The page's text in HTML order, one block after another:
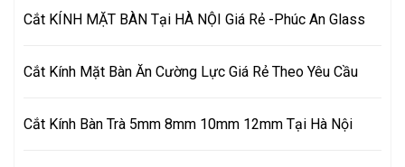
Cắt KÍNH MẶT BÀN Tại HÀ NỘI Giá Rẻ -Phúc An Glass
Cắt Kính Mặt Bàn Ăn Cường Lực Giá Rẻ Theo Yêu Cầu
Cắt Kính Bàn Trà 5mm 8mm 10mm 12mm Tại Hà Nội